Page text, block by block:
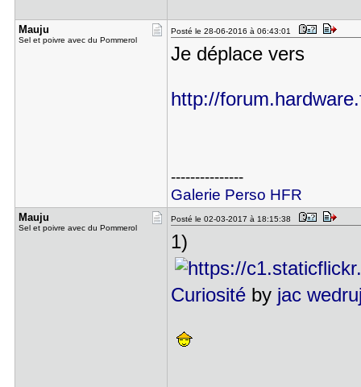
Mauju
Sel et poivre avec du Pommerol
Posté le 28-06-2016 à 06:43:01
Je déplace vers
http://
---------------
Galerie Perso HFR
Mauju
Sel et poivre avec du Pommerol
Posté le 02-03-2017 à 18:15:38
1)
Curiositéby jac